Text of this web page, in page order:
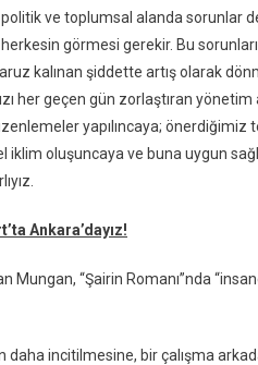
ve toplumsal alanda sorunlar
görmesi gerekir. Bu
kalınan şiddette artış olarak
her geçen gün zorlaştıran
yapılıncaya; önerdiğimiz
iklim oluşuncaya ve buna uygun
Ankara’dayız!
Mungan, “Şairin Romanı”nda
daha incitilmesine, bir çalışma